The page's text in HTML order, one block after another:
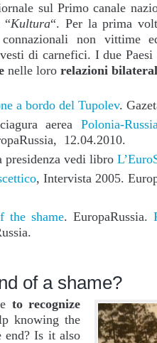
sul Primo canale
“Kultura“. Per la prima
non vittime
di carnefici. I due Paesi
nelle loro relazioni
a bordo del Tupolev.
aerea Polonia-
12.04.2010.
presidenza vedi libro
, Intervista 2005.
the shame. EuropaRussia.
of a shame?
to recognize
knowing the
end? Is it also